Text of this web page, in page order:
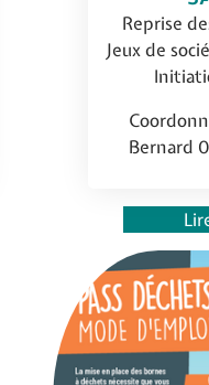
Reprise
Jeux de
Bernard